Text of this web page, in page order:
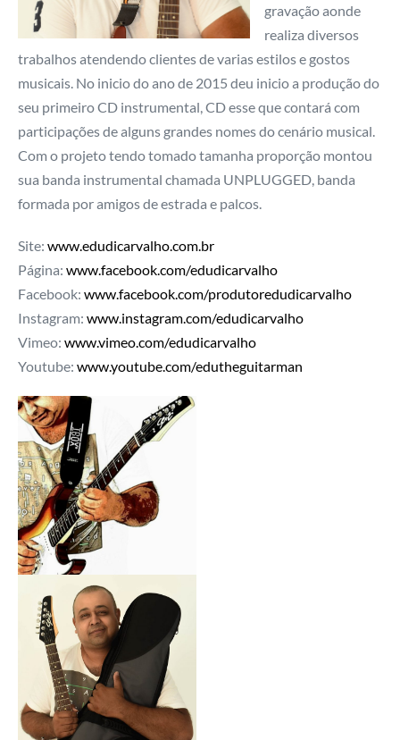
gravação aonde
realiza diversos
trabalhos atendendo clientes de varias estilos e gostos
musicais. No inicio do ano de 2015 deu inicio a produção do
seu primeiro CD instrumental, CD esse que contará com
participações de alguns grandes nomes do cenário musical.
Com o projeto tendo tomado tamanha proporção montou
sua banda instrumental chamada UNPLUGGED, banda
formada por amigos de estrada e palcos.
Site: www.edudicarvalho.com.br
Página: www.facebook.com/edudicarvalho
Facebook: www.facebook.com/produtoredudicarvalho
Instagram: www.instagram.com/edudicarvalho
Vimeo: www.vimeo.com/edudicarvalho
Youtube: www.youtube.com/edutheguitarman